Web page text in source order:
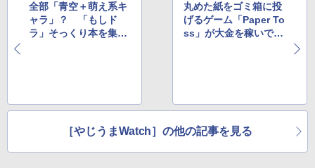
全部「青空＋萌え系キ
ャラ」？ 「もしド
ラ」そっくり本を集め
丸めた紙をゴミ箱に投
げるゲーム「Paper To
ss」が大金を稼いでい
［やじうまWatch］の他の記事を見る